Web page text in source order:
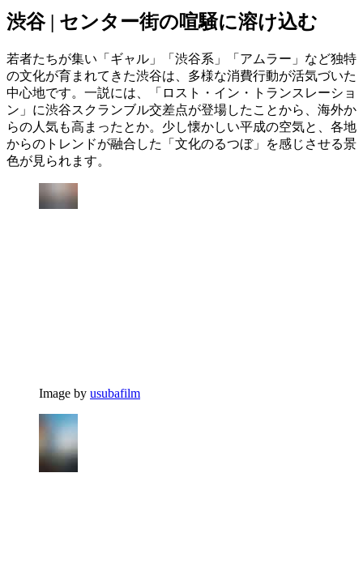
渋谷 | センター街の喧騒に溶け込む
若者たちが集い「ギャル」「渋谷系」「アムラー」など独特
の文化が育まれてきた渋谷は、多様な消費行動が活気づいた
中心地です。一説には、「ロスト・イン・トランスレーショ
ン」に渋谷スクランブル交差点が登場したことから、海外か
らの人気も高まったとか。少し懐かしい平成の空気と、各地
からのトレンドが融合した「文化のるつぼ」を感じさせる景
色が見られます。
Image by usubafilm